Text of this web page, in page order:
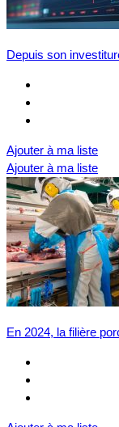
Depuis son
Ajouter à ma liste
Ajouter à ma liste
En 2024, la filière